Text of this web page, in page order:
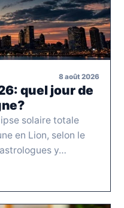
8 août 2026
quel jour de
solaire totale
en Lion, selon le
y…